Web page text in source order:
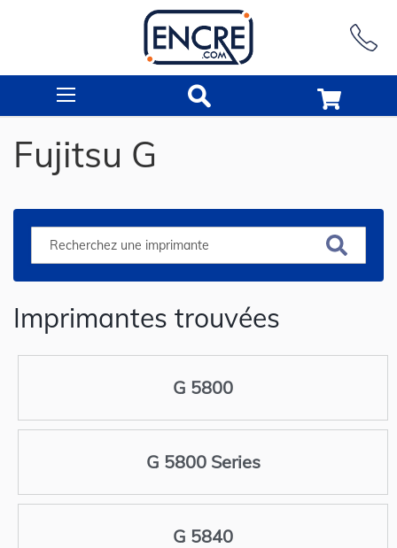
Fujitsu G
Imprimantes trouvées
G 5800
G 5800 Series
G 5840